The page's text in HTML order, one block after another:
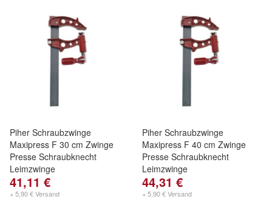
Piher Schraubzwinge
Maxipress F 30 cm Zwinge
Presse Schraubknecht
Leimzwinge
41,11 €
+ 5,90 € Versand
Piher Schraubzwinge
Maxipress F 40 cm Zwinge
Presse Schraubknecht
Leimzwinge
44,31 €
+ 5,90 € Versand